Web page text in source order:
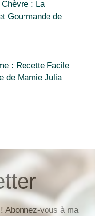
: La
Gourmande de
: Recette Facile
de Mamie Julia
Abonnez-vous à ma